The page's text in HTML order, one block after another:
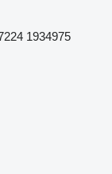
1934975